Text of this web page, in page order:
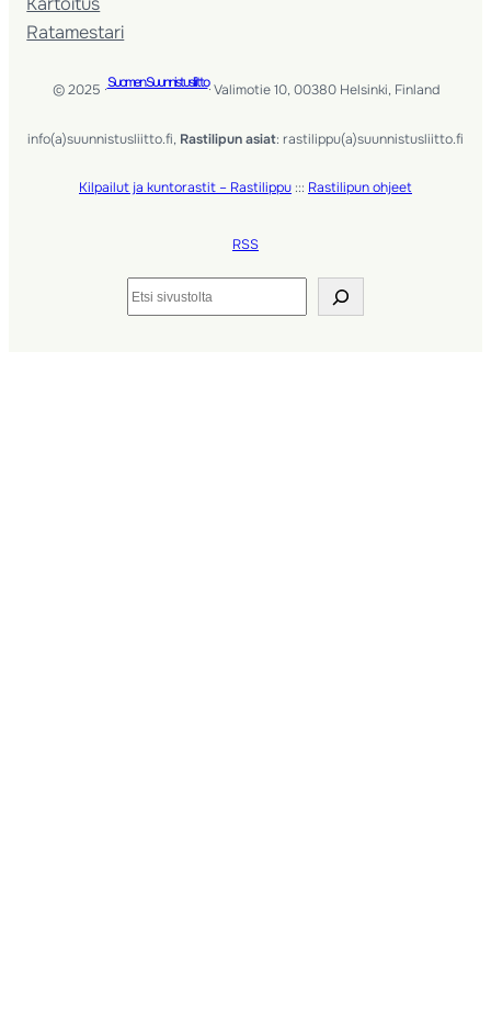
Ratamestari
© 2025 ·Suomen Suunnistusliitto· Valimotie 10, 00380 Helsinki, Finland
info(a)suunnistusliitto.fi, Rastilipun asiat: rastilippu(a)suunnistusliitto.fi
Kilpailut ja kuntorastit – Rastilippu ::: Rastilipun ohjeet
RSS
Etsi